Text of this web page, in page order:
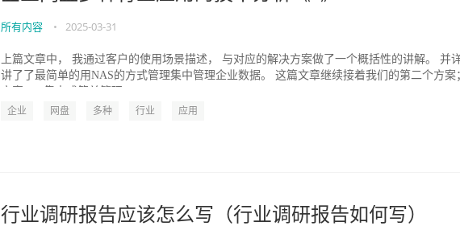
所有内容 • 2025-03-31
上篇文章中， 我通过客户的使用场景描述， 与对应的解决方案做了一个概括性的讲解。 并
讲了了最简单的用NAS的方式管理集中管理企业数据。 这篇文章继续接着我们的第二个方案
企业 网盘 多种 行业 应用
行业调研报告应该怎么写（行业调研报告如何写）